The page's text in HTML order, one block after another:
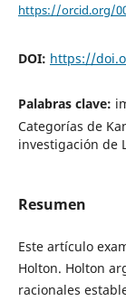
https://orcid.org/
DOI: https://
Palabras clave:
Categorías de
investigación de
Resumen
Este artículo
Holton. Holton
racionales